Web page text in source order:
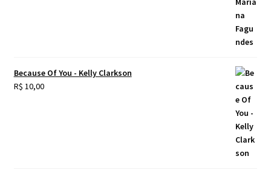
Because Of You - Kelly Clarkson
R$ 10,00